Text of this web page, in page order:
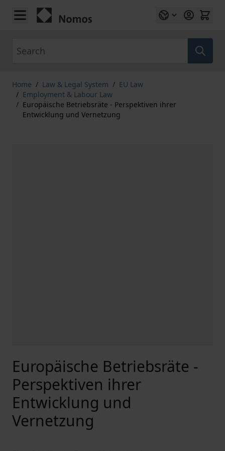
Skip to Content
Home / Law & Legal System / EU Law
/ Employment & Labour Law
/ Europäische Betriebsräte - Perspektiven ihrer
Entwicklung und Vernetzung
Europäische Betriebsräte -
Perspektiven ihrer
Entwicklung und
Vernetzung